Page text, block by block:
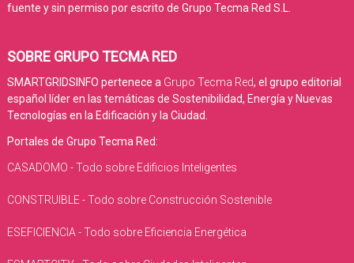
fuente y sin permiso por escrito de Grupo Tecma Red S.L.
SOBRE GRUPO TECMA RED
SMARTGRIDSINFO pertenece a Grupo Tecma Red, el grupo editorial
español líder en las temáticas de Sostenibilidad, Energía y Nuevas
Tecnologías en la Edificación y la Ciudad.
Portales de Grupo Tecma Red:
CASADOMO - Todo sobre Edificios Inteligentes
CONSTRUIBLE - Todo sobre Construcción Sostenible
ESEFICIENCIA - Todo sobre Eficiencia Energética